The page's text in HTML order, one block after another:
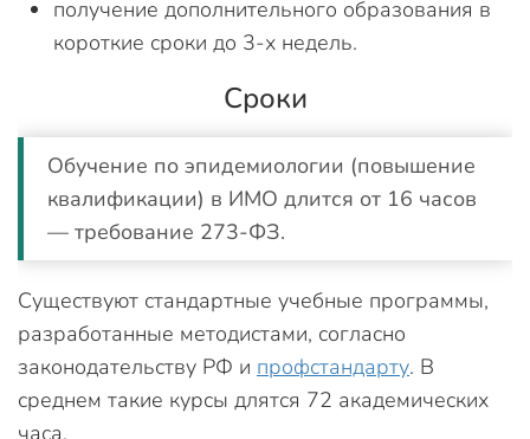
получение дополнительного образования в
короткие сроки до 3-х недель.
Сроки
Обучение по эпидемиологии (повышение
квалификации) в ИМО длится от 16 часов
— требование 273-ФЗ.
Существуют стандартные учебные программы,
разработанные методистами, согласно
законодательству РФ и профстандарту. В
среднем такие курсы длятся 72 академических
часа.